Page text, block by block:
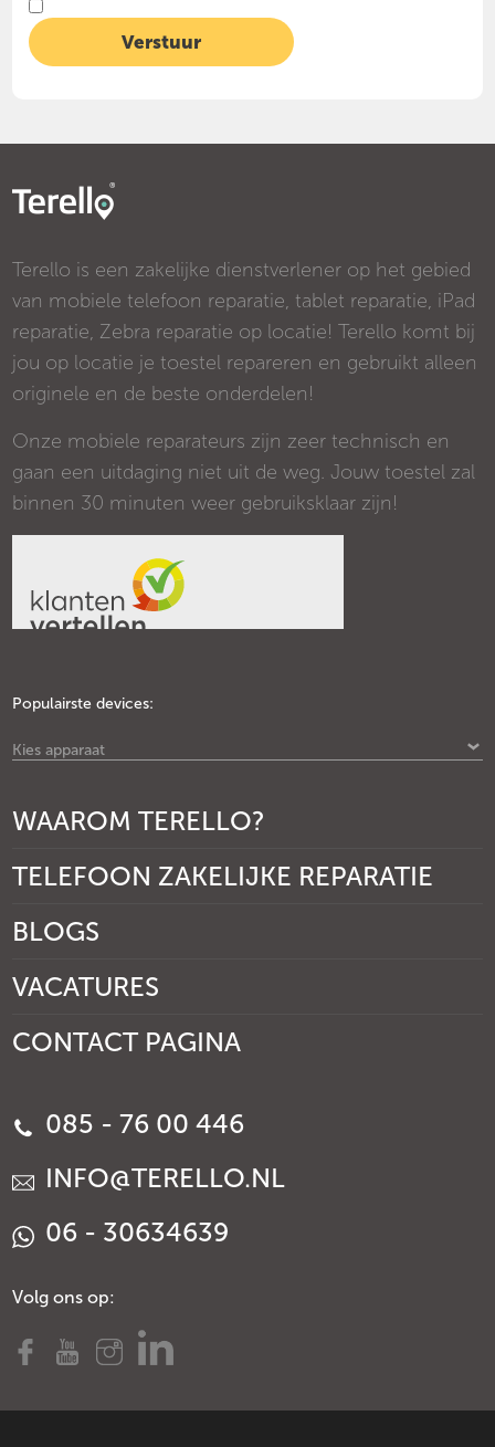
Terello is een zakelijke dienstverlener op het gebied
van mobiele telefoon reparatie, tablet reparatie, iPad
reparatie, Zebra reparatie op locatie! Terello komt bij
jou op locatie je toestel repareren en gebruikt alleen
originele en de beste onderdelen!
Onze mobiele reparateurs zijn zeer technisch en
gaan een uitdaging niet uit de weg. Jouw toestel zal
binnen 30 minuten weer gebruiksklaar zijn!
Populairste devices:
Kies apparaat
WAAROM TERELLO?
TELEFOON ZAKELIJKE REPARATIE
BLOGS
VACATURES
CONTACT PAGINA
085 - 76 00 446
INFO@TERELLO.NL
06 - 30634639
Volg ons op: